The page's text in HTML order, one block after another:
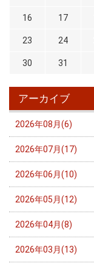
16 17
23 24
30 31
アーカイブ
2026年08月(6)
2026年07月(17)
2026年06月(10)
2026年05月(12)
2026年04月(8)
2026年03月(13)